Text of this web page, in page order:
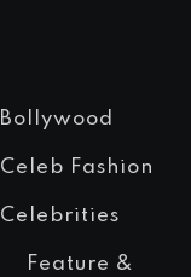
Bollywood
Celeb Fashion
Celebrities
Feature &